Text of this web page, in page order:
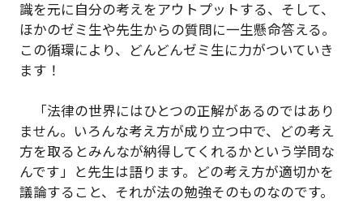
識を元に自分の考えをアウトプットする、そして、
ほかのゼミ生や先生からの質問に一生懸命答える。
この循環により、どんどんゼミ生に力がついていき
ます！
「法律の世界にはひとつの正解があるのではあり
ません。いろんな考え方が成り立つ中で、どの考え
方を取るとみんなが納得してくれるかという学問な
んです」と先生は語ります。どの考え方が適切かを
議論すること、それが法の勉強そのものなのです。